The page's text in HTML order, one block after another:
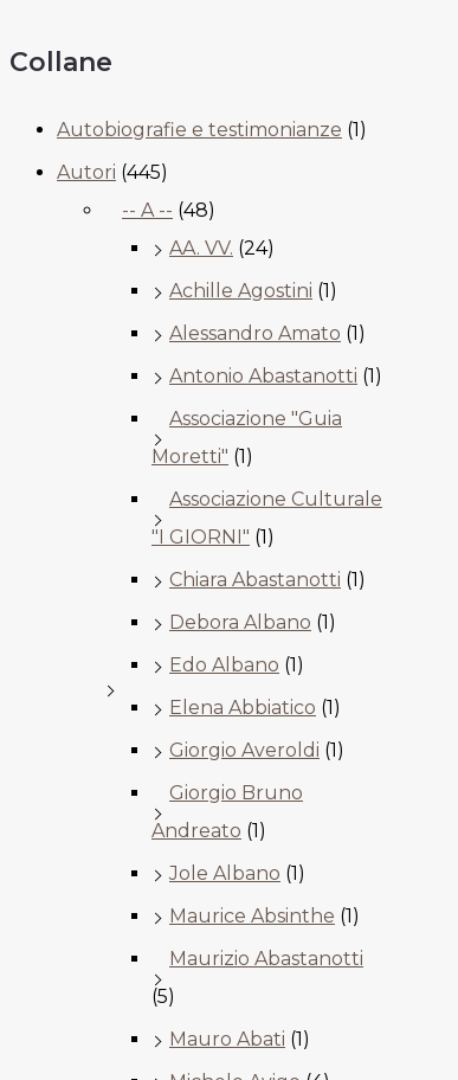
Collane
Autobiografie e testimonianze (1)
Autori (445)
-- A -- (48)
AA. VV. (24)
Achille Agostini (1)
Alessandro Amato (1)
Antonio Abastanotti (1)
Associazione "Guia
Moretti" (1)
Associazione Culturale
"I GIORNI" (1)
Chiara Abastanotti (1)
Debora Albano (1)
Edo Albano (1)
Elena Abbiatico (1)
Giorgio Averoldi (1)
Giorgio Bruno
Andreato (1)
Jole Albano (1)
Maurice Absinthe (1)
Maurizio Abastanotti
(5)
Mauro Abati (1)